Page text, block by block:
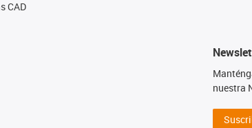
CAD
nuestra